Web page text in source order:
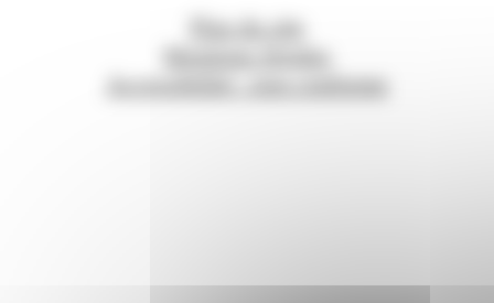
Plan du site
Mentions légales
Accessibilité : non conforme